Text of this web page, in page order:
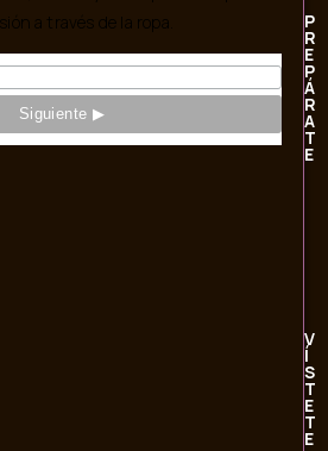
a través de la ropa.
P
R
E
P
Á
R
A
T
E
V
Í
S
T
E
T
E